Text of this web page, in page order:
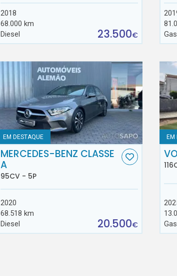
2018
68.000 km
Diesel
23.500€
EM DESTAQUE
MERCEDES-BENZ CLASSE
A
95CV - 5P
2020
68.518 km
Diesel
20.500€
EM